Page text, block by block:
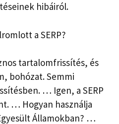
hibáiról.
a SERP?
tartalomfrissítés, és
bohózat. Semmi
… Igen, a SERP
… Hogyan használja
Államokban? …